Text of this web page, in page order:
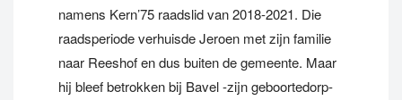
namens Kern’75 raadslid van 2018-2021. Die
raadsperiode verhuisde Jeroen met zijn familie
naar Reeshof en dus buiten de gemeente. Maar
hij bleef betrokken bij Bavel -zijn geboortedorp-